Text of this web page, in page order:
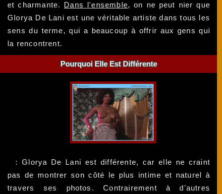
et charmante. Dans l'ensemble, on ne peut nier que
Glorya De Lani est une véritable artiste dans tous les
sens du terme, qui a beaucoup à offrir aux gens qui
la rencontrent.
Pourquoi Elle Est Différente
: Glorya De Lani est différente, car elle ne craint
pas de montrer son côté le plus intime et naturel à
travers ses photos. Contrairement à d'autres